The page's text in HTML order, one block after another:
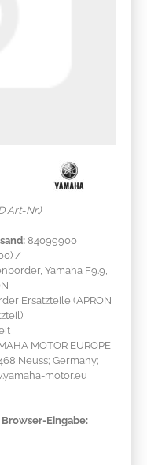
Art-Nr.)
84099900
/
Yamaha F9.9,
Ersatzteile (APRON
MOTOR EUROPE
Neuss; Germany;
motor.eu
Eingabe: